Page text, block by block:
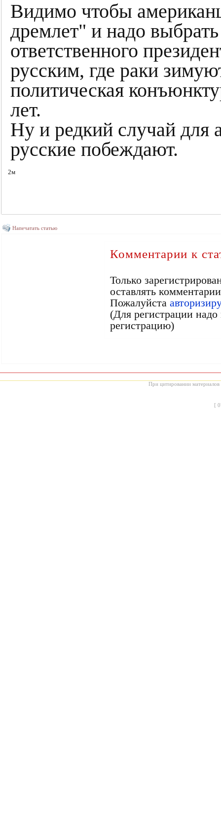
Видимо чтобы
дремлет" и надо
ответственного
русским, где раки
политическая
лет.
Ну и редкий случай для
русские побеждают.
2м
Напечатать статью
Комментарии к
Только
оставлять
Пожалуйста
(Для регистрации
регистрацию)
При цитировании материалов
[